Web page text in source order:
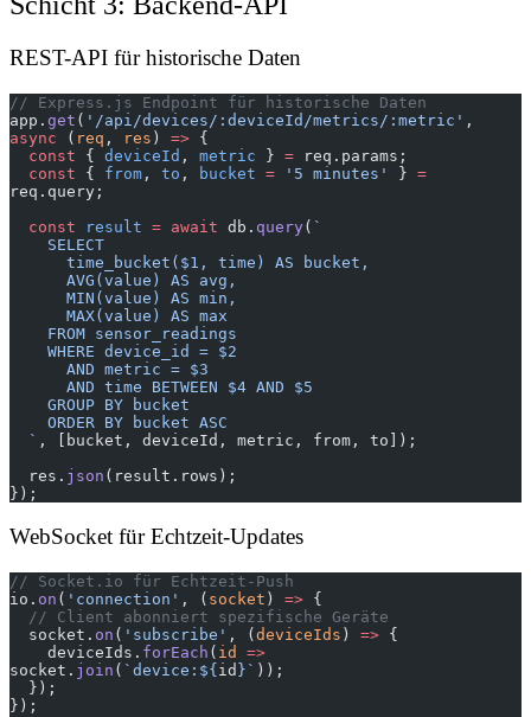
REST-API für historische Daten
// Express.js Endpoint für historische Daten
app. get ( '/api/devices/:deviceId/metrics/:metric'
async ( req , res ) => {
  const
{ deviceId , metric } = req.params;
  const
{ from , to , bucket = '5 minutes' } =
req.query;
  const
result = await db. query( `
    SELECT
      time_bucket($1, time) AS bucket,
      AVG(value) AS avg,
      MIN(value) AS min,
      MAX(value) AS max
    FROM sensor_readings
    WHERE device_id = $2
      AND metric = $3
      AND time BETWEEN $4 AND $5
    GROUP BY bucket
    ORDER BY bucket ASC
  `
, [bucket, deviceId, metric, from, to]);
  res.
json (result.rows);
});
WebSocket für Echtzeit-Updates
// Socket.io für Echtzeit-Push
io. on ( 'connection' , ( socket ) => {
  // Client abonniert spezifische Geräte
  socket.
on ( 'subscribe' , ( deviceIds ) => {
    deviceIds.
forEach ( id
=>
socket. join ( `device:${ id }` ));
  });
});